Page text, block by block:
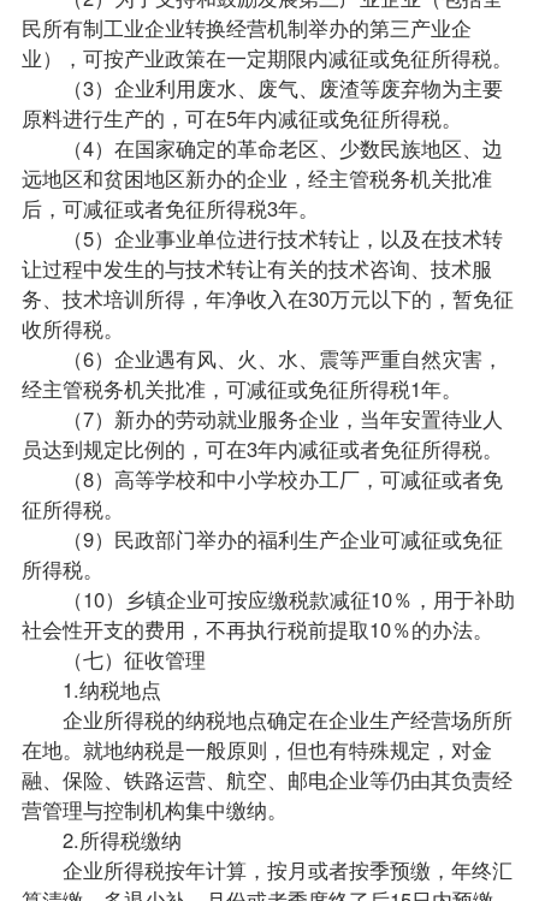
民所有制工业企业转换经营机制举办的第三产业企
业），可按产业政策在一定期限内减征或免征所得税。
（3）企业利用废水、废气、废渣等废弃物为主要
原料进行生产的，可在5年内减征或免征所得税。
（4）在国家确定的革命老区、少数民族地区、边
远地区和贫困地区新办的企业，经主管税务机关批准
后，可减征或者免征所得税3年。
（5）企业事业单位进行技术转让，以及在技术转
让过程中发生的与技术转让有关的技术咨询、技术服
务、技术培训所得，年净收入在30万元以下的，暂免征
收所得税。
（6）企业遇有风、火、水、震等严重自然灾害，
经主管税务机关批准，可减征或免征所得税1年。
（7）新办的劳动就业服务企业，当年安置待业人
员达到规定比例的，可在3年内减征或者免征所得税。
（8）高等学校和中小学校办工厂，可减征或者免
征所得税。
（9）民政部门举办的福利生产企业可减征或免征
所得税。
（10）乡镇企业可按应缴税款减征10％，用于补助
社会性开支的费用，不再执行税前提取10％的办法。
（七）征收管理
1.纳税地点
企业所得税的纳税地点确定在企业生产经营场所所
在地。就地纳税是一般原则，但也有特殊规定，对金
融、保险、铁路运营、航空、邮电企业等仍由其负责经
营管理与控制机构集中缴纳。
2.所得税缴纳
企业所得税按年计算，按月或者按季预缴，年终汇